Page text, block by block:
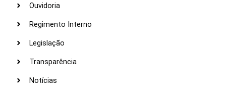
Ouvidoria
Regimento Interno
Legislação
Transparência
Notícias